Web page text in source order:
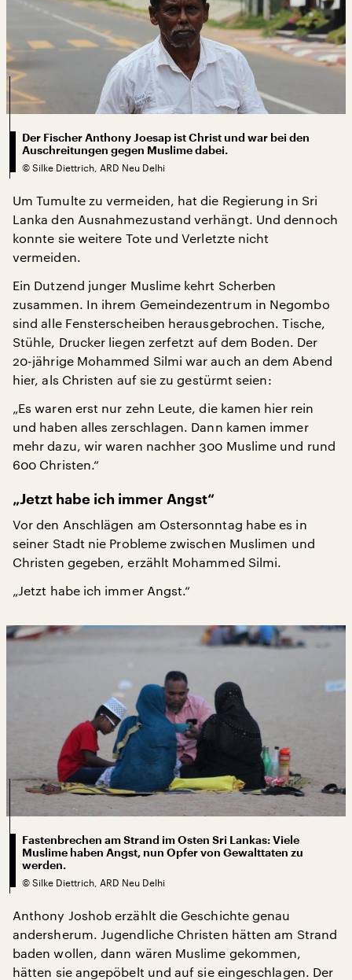
Der Fischer Anthony Joesap ist Christ und war bei den
Auschreitungen gegen Muslime dabei.
© Silke Diettrich, ARD Neu Delhi
Um Tumulte zu vermeiden, hat die Regierung in Sri
Lanka den Ausnahmezustand verhängt. Und dennoch
konnte sie weitere Tote und Verletzte nicht
vermeiden.
Ein Dutzend junger Muslime kehrt Scherben
zusammen. In ihrem Gemeindezentrum in Negombo
sind alle Fensterscheiben herausgebrochen. Tische,
Stühle, Drucker liegen zerfetzt auf dem Boden. Der
20-jährige Mohammed Silmi war auch an dem Abend
hier, als Christen auf sie zu gestürmt seien:
„Es waren erst nur zehn Leute, die kamen hier rein
und haben alles zerschlagen. Dann kamen immer
mehr dazu, wir waren nachher 300 Muslime und rund
600 Christen.“
„Jetzt habe ich immer Angst“
Vor den Anschlägen am Ostersonntag habe es in
seiner Stadt nie Probleme zwischen Muslimen und
Christen gegeben, erzählt Mohammed Silmi.
„Jetzt habe ich immer Angst.“
Fastenbrechen am Strand im Osten Sri Lankas: Viele
Muslime haben Angst, nun Opfer von Gewalttaten zu
werden.
© Silke Diettrich, ARD Neu Delhi
Anthony Joshob erzählt die Geschichte genau
andersherum. Jugendliche Christen hätten am Strand
baden wollen, dann wären Muslime gekommen,
hätten sie angepöbelt und auf sie eingeschlagen. Der